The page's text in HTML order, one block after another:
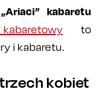
kabaretu
to
i kabaretu.
kobiet